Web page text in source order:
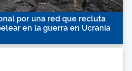
por una red que recluta
en la guerra en Ucrania